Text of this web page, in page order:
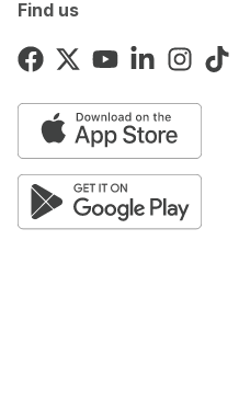
Find usperiod "najvećeg